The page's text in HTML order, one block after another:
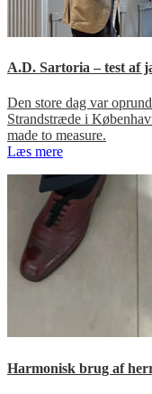
A.D. Sartoria – test af
Den store dag var
Strandstræde i
made to measure.
Læs mere
Harmonisk brug af